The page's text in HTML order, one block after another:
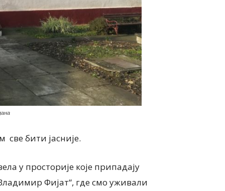
све бити јасније.
у просторије које припадају
Фијат“, где смо уживали